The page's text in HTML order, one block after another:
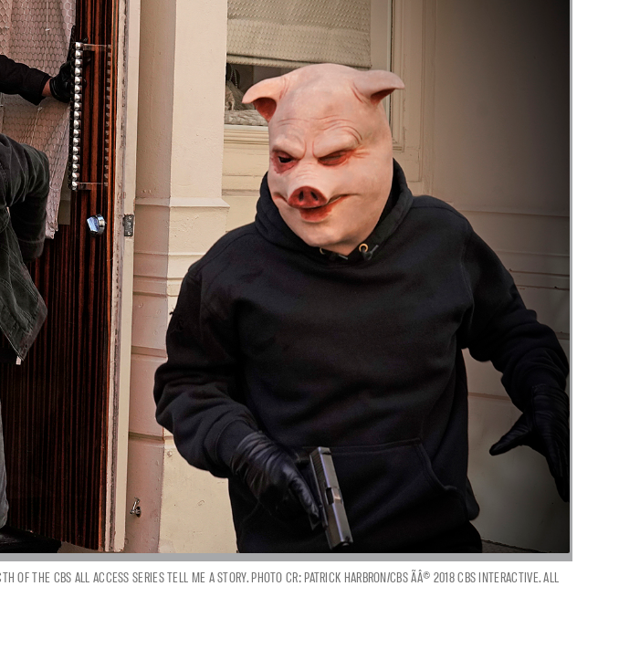
THE CBS ALL ACCESS SERIES TELL ME A STORY. PHOTO CR: PATRICK HARBRON/CBS ÃÂ© 2018 CBS INTERACTIVE. ALL